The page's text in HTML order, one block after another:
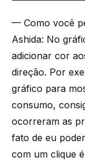
— Como você
Ashida: No
adicionar cor
direção. Por
gráfico para
consumo,
ocorreram as
fato de eu
com um clique